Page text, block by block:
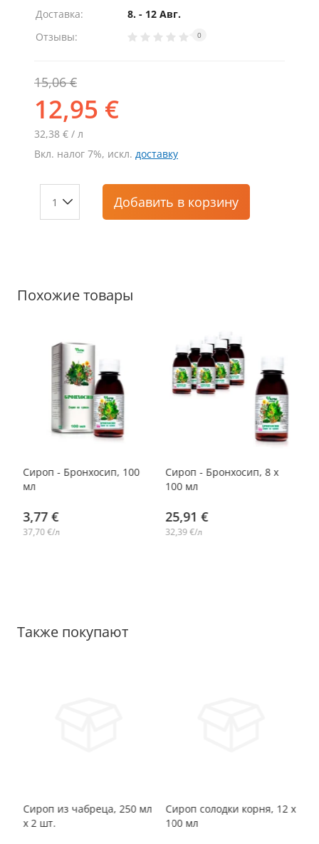
Доставка:
8. - 12 Авг.
Отзывы:
0
15,06 €
12,95 €
32,38 € / л
Вкл. налог 7%, искл. доставку
Добавить в корзину
Похожие товары
Сироп - Бронхосип, 100
мл
3,77 €
37,70 €/л
-14%
Сироп - Бронхосип, 8 х
100 мл
25,91 €
32,39 €/л
Также покупают
-14%
Сироп из чабреца, 250 мл
х 2 шт.
-14%
Сироп солодки корня, 12 x
100 мл